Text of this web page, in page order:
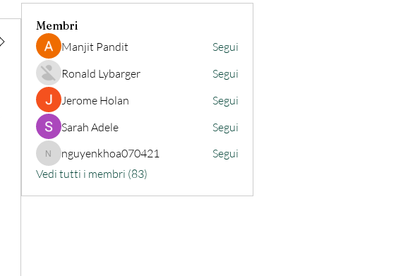
Membri
Manjit Pandit
Segui
Ronald Lybarger
Segui
Jerome Holan
Segui
Sarah Adele
Segui
nguyenkhoa070421
nguyenkhoa070421
Segui
Vedi tutti i membri (83)